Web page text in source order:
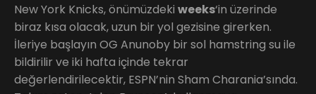
New York Knicks, önümüzdeki weeks‘in üzerinde
biraz kısa olacak, uzun bir yol gezisine girerken.
İleriye başlayın OG Anunoby bir sol hamstring su ile
bildirilir ve iki hafta içinde tekrar
değerlendirilecektir, ESPN’nin Sham Charania’sında.